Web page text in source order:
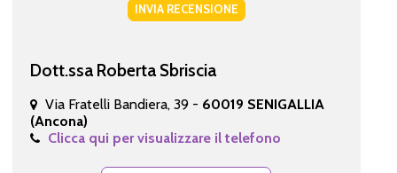
INVIA RECENSIONE
Dott.ssa Roberta Sbriscia
Via Fratelli Bandiera, 39 - 60019 SENIGALLIA
(Ancona)
Clicca qui per visualizzare il telefono